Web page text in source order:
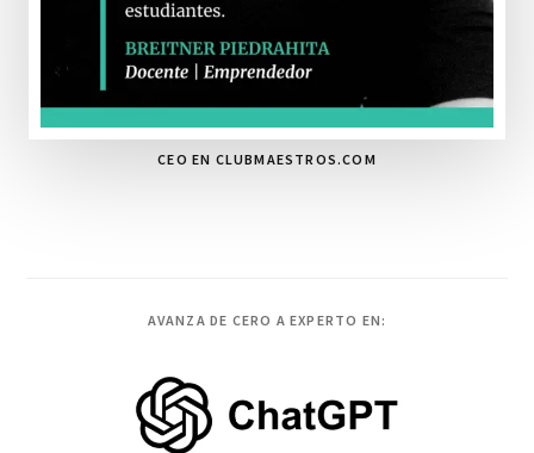
CEO EN CLUBMAESTROS.COM
AVANZA DE CERO A EXPERTO EN: